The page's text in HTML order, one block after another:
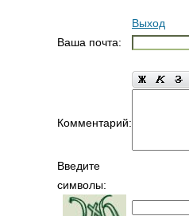
Выход
Ваша почта:
Комментарий:
Введите
символы: